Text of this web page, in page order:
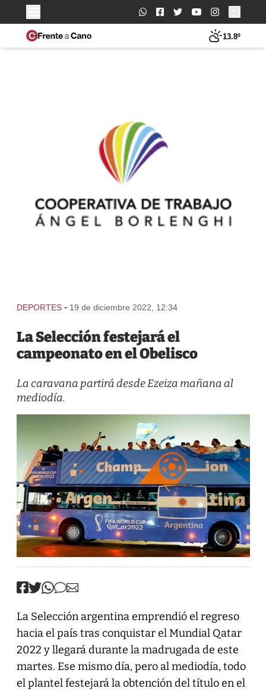
Buscar:
13.8º
DEPORTES - 19 de diciembre 2022, 12:34
La Selección festejará el
campeonato en el Obelisco
La caravana partirá desde Ezeiza mañana al
mediodía.
La Selección argentina emprendió el regreso
hacia el país tras conquistar el Mundial Qatar
2022 y llegará durante la madrugada de este
martes. Ese mismo día, pero al mediodía, todo
el plantel festejará la obtención del título en el